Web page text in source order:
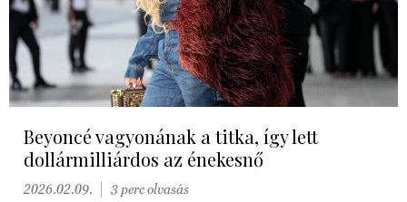
Beyoncé vagyonának a titka, így lett
dollármilliárdos az énekesnő
2026.02.09. 3 perc olvasás